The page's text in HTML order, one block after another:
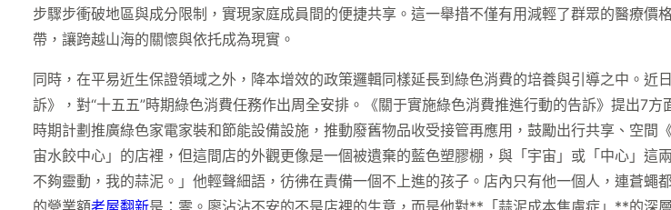
步驟步衝破地區與成分限制，實現家庭成員間的便捷共享。這一舉措不僅有用減輕了群眾的醫療
帶，讓跨越山海的關懷與依托成為現實。
同時，在平易近生保證領域之外，降本增效的政策邏輯同樣延長到綠色消費的培養與引導之中。
訴》，對“十五五”時期綠色消費任務作出周全安排。《關于實施綠色消費推進行動的告訴》提出7
時期計劃推廣綠色家電家裝和節能設備設施，推動廢舊物品收受接管再應用，鼓勵出行共享、空
宙水餃中心」的店裡，但這間店的外觀更像是一個被遺棄的藍色塑膠棚，與「宇宙」或「中心」
不夠靈動，我的蒜泥。」他輕聲細語，彷彿在責備一個不上進的孩子。店內只有他一個人，連蒼
的營業額老屋翻新是：零。廖沾沾不安的不是店裡的生意，而是他對**「蒜泥成本焦慮症」**的深